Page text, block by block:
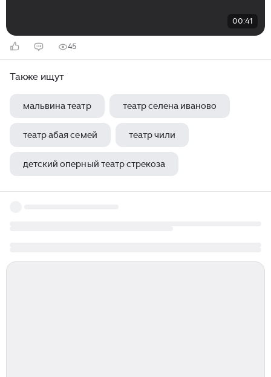
00:41
45
Также ищут
мальвина театр театр селена иваново
театр абая семей театр чили
детский оперный театр стрекоза